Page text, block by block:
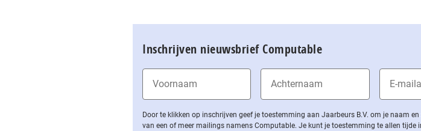
Inschrijven nieuwsbrief Computable
Door te klikken op inschrijven geef je toestemming aan Jaarbeurs B.V. om je naam
van een of meer mailings namens Computable. Je kunt je toestemming te allen tijde